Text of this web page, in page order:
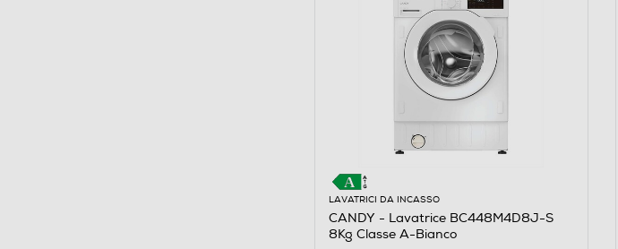
LAVATRICI DA INCASSO
CANDY - Lavatrice BC448M4D8J-S
8Kg Classe A-Bianco